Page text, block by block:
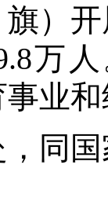
）
万
业
国